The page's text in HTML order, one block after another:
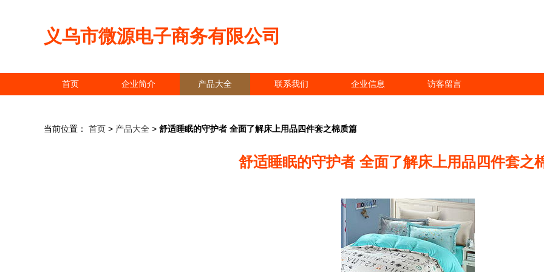
义乌市微源电子商务有限公司
首页 企业简介 产品大全 联系我们 企业信息 访客留言
当前位置： 首页 > 产品大全 > 舒适睡眠的守护者 全面了解床上用品四件套之棉质篇
舒适睡眠的守护者 全面了解床上用品四件套之